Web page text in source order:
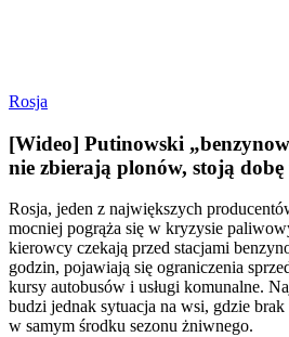
Rosja
[Wideo] Putinowski
nie zbierają plonów, stoją
Rosja, jeden z największych
mocniej pogrąża się w kryzysie
kierowcy czekają przed stacjami
godzin, pojawiają się ograniczenia
kursy autobusów i usługi komunalne.
budzi jednak sytuacja na wsi, gdzie
w samym środku sezonu żniwnego.